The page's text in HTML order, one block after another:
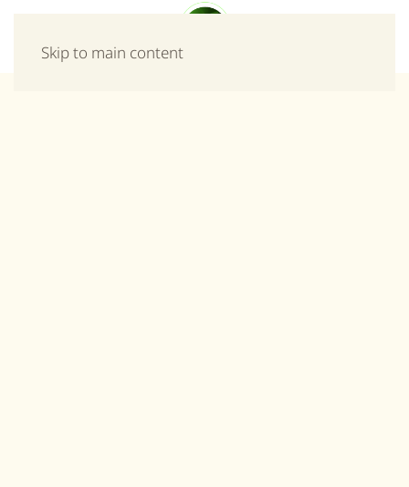
Skip to main content